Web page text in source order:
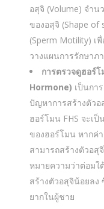
อสุจิ (Volume) จำ
ของอสุจิ (Shape of
(Sperm Motility) เ
วางแผนการรักษาภ
การตรวจดูฮอร์
Hormone) เป็นกา
ปัญหาการสร้างตัว
ฮอร์โมน FHS จะเ
ของฮอร์โมน หากค่
สามารถสร้างตัวอสุ
หมายความว่าต่อมใ
สร้างตัวอสุจิน้อยลง
ยากในผู้ชาย